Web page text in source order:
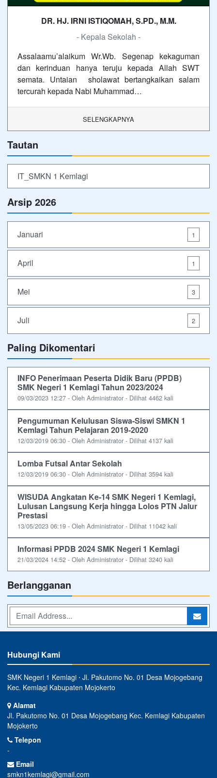
DR. HJ. IRNI ISTIQOMAH, S.PD., M.M.
- Kepala Sekolah -
Assalaamu’alaikum Wr.Wb. Segenap kekaguman
dan kerinduan hanya teruju kepada Allah SWT
semata. Untaian sholawat bertangkaikan salam
tercurah kepada Nabi Muhammad…
SELENGKAPNYA
Tautan
IT_SMKN 1 Kemlagi
Arsip 2026
Januari 1
April 1
Mei 3
Juli 2
Paling Dikomentari
INFO Penerimaan Peserta Didik Baru (PPDB)
SMK Negeri 1 Kemlagi Tahun 2023/2024
09/03/2023 12:27 - Oleh Administrator - Dilihat 4462 kali
Pengumuman Kelulusan Siswa-Siswi SMKN 1
Kemlagi Tahun Pelajaran 2019-2020
12/03/2019 06:30 - Oleh Administrator - Dilihat 4137 kali
Lomba Futsal Antar Sekolah
12/03/2019 06:30 - Oleh Administrator - Dilihat 3594 kali
WISUDA Angkatan Ke-14 SMK Negeri 1 Kemlagi,
Lulusan Langsung Kerja hingga Lolos PTN Jalur
Prestasi
13/05/2023 06:19 - Oleh Administrator - Dilihat 11042 kali
Informasi PPDB 2024 SMK Negeri 1 Kemlagi
21/03/2024 14:52 - Oleh Administrator - Dilihat 3240 kali
Berlangganan
Hubungi Kami
SMK Negeri 1 Kemlagi ⋅ Jl. Pakutomo No. 01 Desa Mojogebang
Kec. Kemlagi Kabupaten Mojokerto
Alamat
Jl. Pakutomo No. 01 Desa Mojogebang Kec. Kemlagi Kabupaten
Mojokerto
Telepon
-
Email
smkn1kemlagi@gmail.com